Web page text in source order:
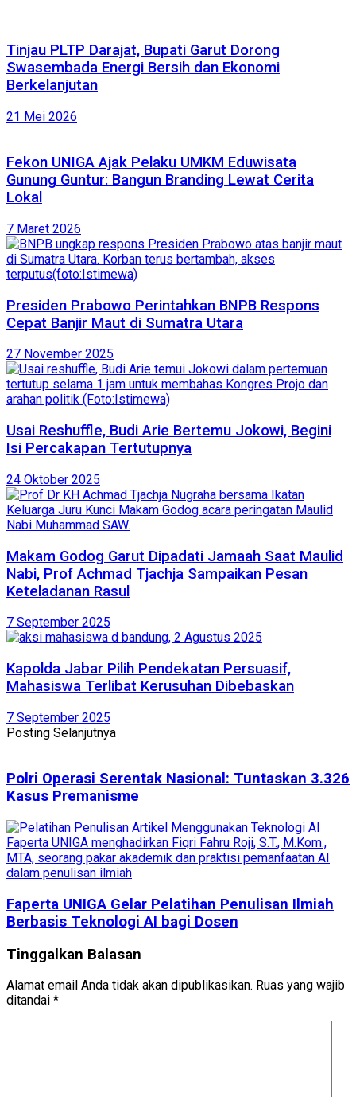
Tinjau PLTP Darajat, Bupati Garut Dorong
Swasembada Energi Bersih dan Ekonomi
Berkelanjutan
21 Mei 2026
Fekon UNIGA Ajak Pelaku UMKM Eduwisata
Gunung Guntur: Bangun Branding Lewat Cerita
Lokal
7 Maret 2026
Presiden Prabowo Perintahkan BNPB Respons
Cepat Banjir Maut di Sumatra Utara
27 November 2025
Usai Reshuffle, Budi Arie Bertemu Jokowi, Begini
Isi Percakapan Tertutupnya
24 Oktober 2025
Makam Godog Garut Dipadati Jamaah Saat Maulid
Nabi, Prof Achmad Tjachja Sampaikan Pesan
Keteladanan Rasul
7 September 2025
Kapolda Jabar Pilih Pendekatan Persuasif,
Mahasiswa Terlibat Kerusuhan Dibebaskan
7 September 2025
Posting Selanjutnya
Polri Operasi Serentak Nasional: Tuntaskan 3.326
Kasus Premanisme
Faperta UNIGA Gelar Pelatihan Penulisan Ilmiah
Berbasis Teknologi AI bagi Dosen
Tinggalkan Balasan
Alamat email Anda tidak akan dipublikasikan. Ruas yang wajib
ditandai *